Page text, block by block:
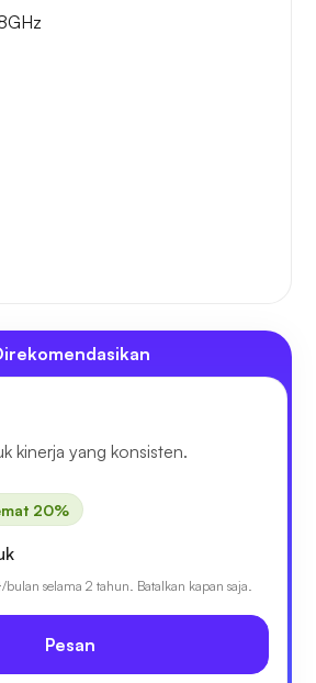
kinerja yang konsisten.
20%
selama 2 tahun. Batalkan kapan saja.
Pesan